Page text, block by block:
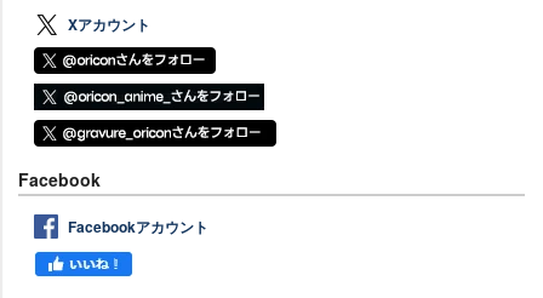
Xアカウント
Facebook
Facebookアカウント